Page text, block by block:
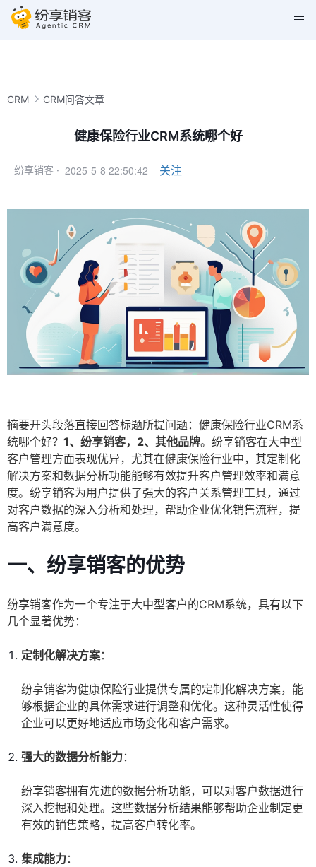
CRM CRM问答文章
健康保险行业CRM系统哪个好
纷享销客 · 2025-5-8 22:50:42 关注
摘要开头段落直接回答标题所提问题：健康保险行业CRM系
统哪个好？ 1、纷享销客，2、其他品牌。纷享销客在大中型
客户管理方面表现优异，尤其在健康保险行业中，其定制化
解决方案和数据分析功能能够有效提升客户管理效率和满意
度。纷享销客为用户提供了强大的客户关系管理工具，通过
对客户数据的深入分析和处理，帮助企业优化销售流程，提
高客户满意度。
一、纷享销客的优势
纷享销客作为一个专注于大中型客户的CRM系统，具有以下
几个显著优势：
定制化解决方案：
纷享销客为健康保险行业提供专属的定制化解决方案，能
够根据企业的具体需求进行调整和优化。这种灵活性使得
企业可以更好地适应市场变化和客户需求。
强大的数据分析能力：
纷享销客拥有先进的数据分析功能，可以对客户数据进行
深入挖掘和处理。这些数据分析结果能够帮助企业制定更
有效的销售策略，提高客户转化率。
集成能力：